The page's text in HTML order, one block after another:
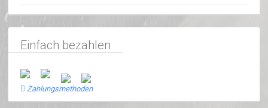
Einfach bezahlen
Zahlungsmethoden